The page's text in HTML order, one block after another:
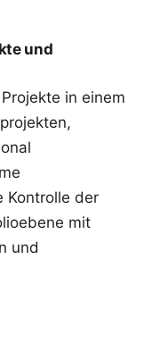
und
in einem
Kontrolle der
mit
und